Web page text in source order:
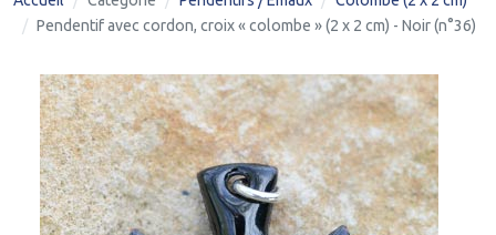
Pendentif avec cordon, croix « colombe » (2 x 2 cm) - Noir (n°36)